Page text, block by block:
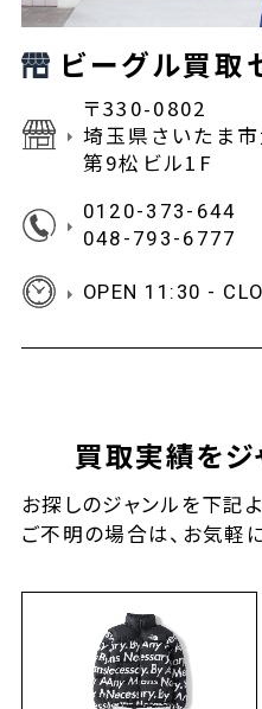
ビーグル買取
〒330-0802
埼玉県さいたま
第9松ビル1F
0120-373-644
048-793-6777
OPEN 11:30 -
買取実績をジ
お探しのジャンルを下記
ご不明の場合は、お気軽